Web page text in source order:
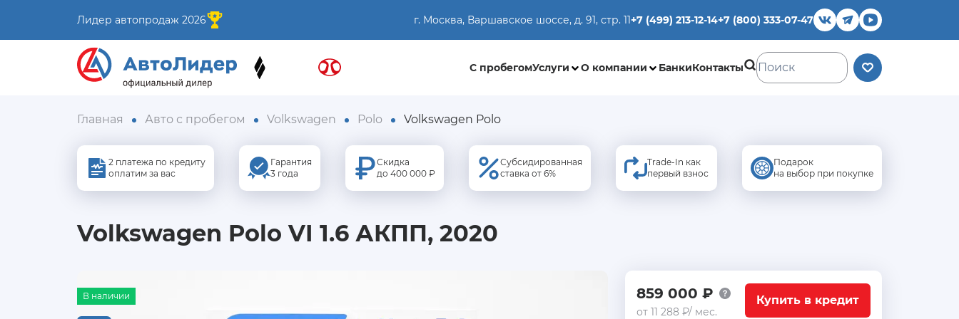
Лидер автопродаж 2026 г. Москва, Варшавское шоссе, д. 91, стр. 11+7 (499) 213-12-14+7 (800) 333-07-47
С пробегомУслуги О компании БанкиКонтакты
Главная Авто с пробегом Volkswagen Polo Volkswagen Polo
2 платежа по кредиту
оплатим за вас
Гарантия
3 года
Скидка
до 400 000 ₽
Субсидированная
ставка от 6%
Trade-In как
первый взнос
Подарок
на выбор при покупке
Volkswagen Polo VI 1.6 АКПП, 2020
В наличии 859 000 ₽
от 11 288 ₽/ мес.
Купить в кредит